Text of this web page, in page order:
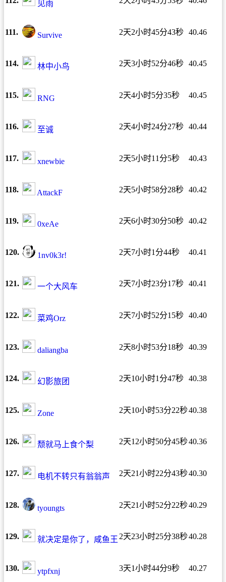
见雨
111. Survive 2天2小时45分43秒 40.46
114. 林中小鸟 2天3小时52分46秒 40.45
115. RNG 2天4小时5分35秒 40.45
116. 至诚 2天4小时24分27秒 40.44
117. xnewbie 2天5小时11分5秒 40.43
118. AttackF 2天5小时58分28秒 40.42
119. 0xeAe 2天6小时30分50秒 40.42
120. 1nv0k3r! 2天7小时1分44秒 40.41
121. 一个大风车 2天7小时23分17秒 40.41
122. 菜鸡Orz 2天7小时52分15秒 40.40
123. daliangba 2天8小时53分18秒 40.39
124. 幻影旅团 2天10小时1分47秒 40.38
125. Zone 2天10小时53分22秒40.38
126. 颓就马上食个梨 2天12小时50分45秒40.36
127. 电机不转只有翁翁声 2天21小时22分43秒40.30
128. tyoungts 2天21小时52分22秒40.29
129. 就决定是你了，咸鱼王 2天23小时25分38秒40.28
130. ytpfxnj 3天1小时44分9秒 40.27